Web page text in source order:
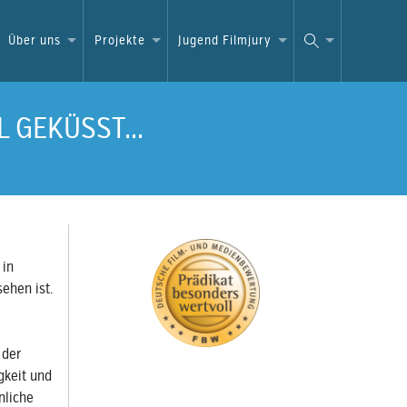
Über uns Projekte Jugend Filmjury
in
ist.
und